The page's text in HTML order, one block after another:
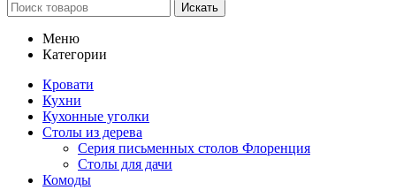
Искать
Меню
Категории
Кровати
Кухни
Кухонные уголки
Столы из дерева
Серия письменных столов Флоренция
Столы для дачи
Комоды